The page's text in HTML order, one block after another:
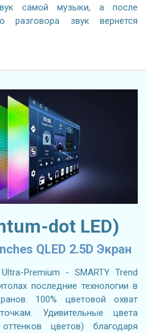
самой музыки, а после
разговора звук вернется
dot LED)
QLED 2.5D Экран
Premium - SMARTY Trend
последние технологии в
100% цветовой охват
Удивительные цвета
цветов) благодаря